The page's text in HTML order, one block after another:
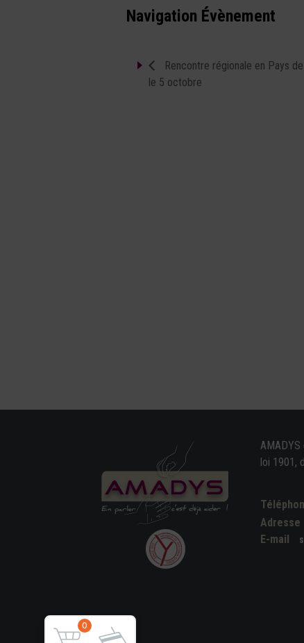
Navigation Évènement
Rencontre régionale en Pays
le 5 octobre
loi 1901,
Adresse
E-mail
0